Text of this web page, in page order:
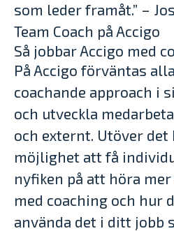
som leder framåt.” –
Team Coach på Accigo
Så jobbar Accigo med
På Accigo förväntas
coachande approach i
och utveckla
och externt. Utöver
möjlighet att få
nyfiken på att höra
med coaching och hur
använda det i ditt jobb